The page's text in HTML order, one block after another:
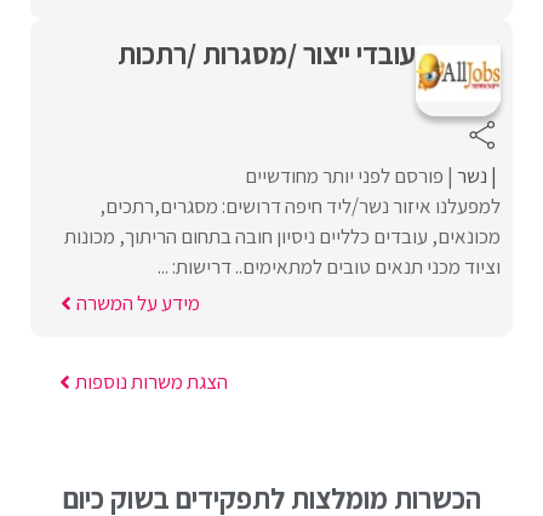
עובדי ייצור /מסגרות /רתכות
נשר פורסם לפני יותר מחודשיים
למפעלנו איזור נשר/ליד חיפה דרושים: מסגרים,רתכים,
מכונאים, עובדים כלליים ניסיון חובה בתחום הריתוך, מכונות
וציוד מכני תנאים טובים למתאימים.. דרישות: ...
מידע על המשרה
הצגת משרות נוספות
הכשרות מומלצות לתפקידים בשוק כיום